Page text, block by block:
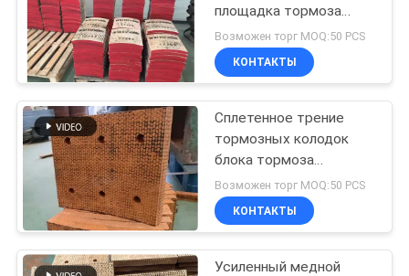
ПРОВЕРКА
КАЧЕСТВА
СВЯЖИТЕСЬ
МЫ
СПРОСИТЕ
ЦИТАТУ
площадка тормоза
трением тормозных
колодок блока тормоза
материальными
подкладками
Возможен торг MOQ:50 PCS
КОНТАКТЫ
Сплетенное трение
тормозных колодок
блока тормоза
материальное
прокладывает
сплетенную обкладку
отверстиями
Возможен торг MOQ:50 PCS
КОНТАКТЫ
Усиленный медной